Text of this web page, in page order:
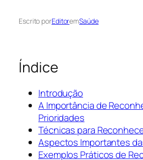
Escrito porEditoremSaúde
Índice
Introdução
A Importância de
Prioridades
Técnicas para
Aspectos Importantes
Exemplos Práticos de